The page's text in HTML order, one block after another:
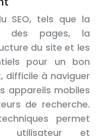
SEO, tels que la
des pages, la
du site et les
pour un bon
difficile à naviguer
appareils mobiles
de recherche.
permet
utilisateur et